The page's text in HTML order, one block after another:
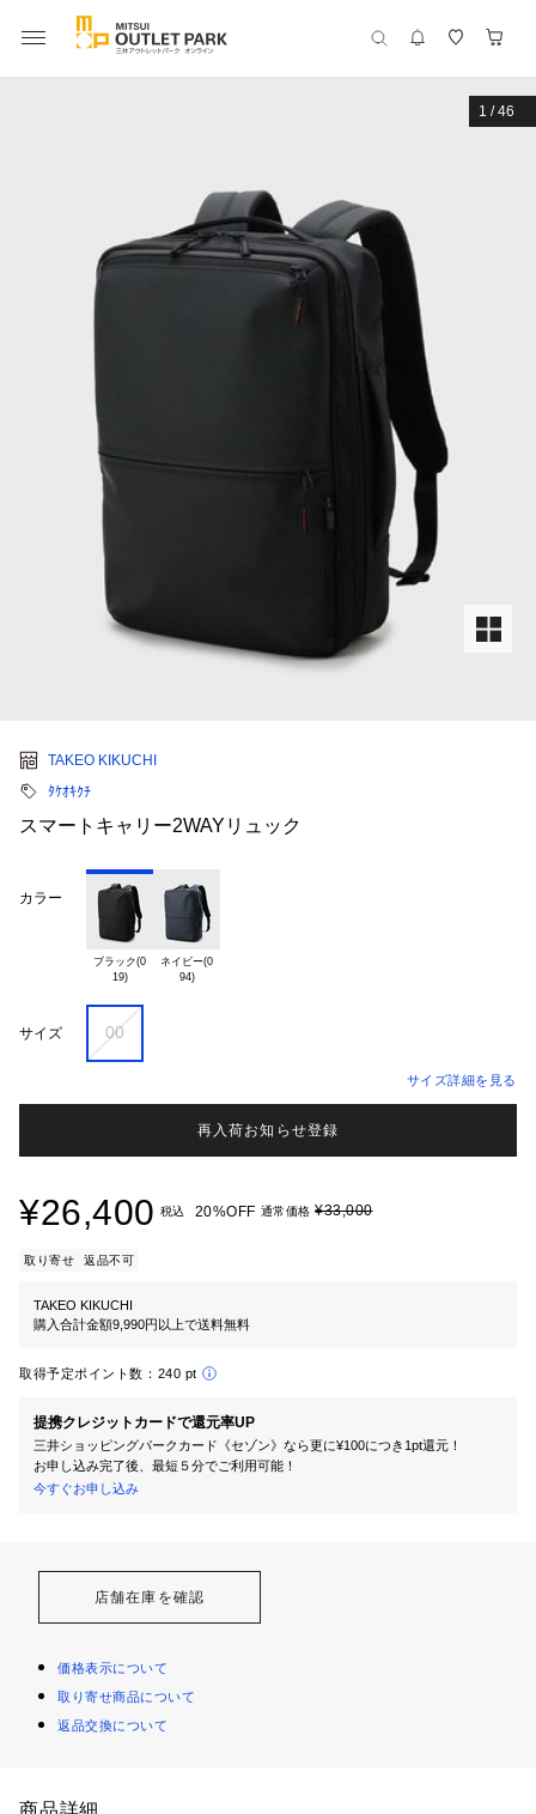
1 /46
TAKEO KIKUCHI
ﾀｹｵｷｸﾁ
スマートキャリー2WAYリュック
カラー
ブラック(0
19)
ネイビー(0
94)
サイズ 00
サイズ詳細を見る
再入荷お知らせ登録
¥26,400 税込 20%OFF 通常価格 ¥33,000
取り寄せ 返品不可
TAKEO KIKUCHI
購入合計金額9,990円以上で送料無料
取得予定ポイント数： 240 pt
提携クレジットカードで還元率UP
三井ショッピングパークカード《セゾン》なら更に¥100につき1pt還元！
お申し込み完了後、最短５分でご利用可能！
今すぐお申し込み
店舗在庫を確認
価格表示について
取り寄せ商品について
返品交換について
商品詳細